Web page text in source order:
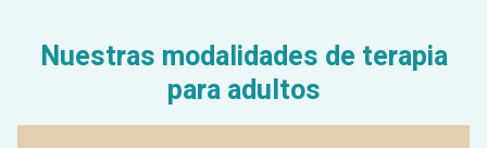
Nuestras modalidades de terapia
para adultos